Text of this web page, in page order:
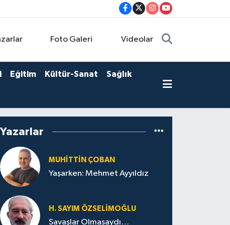
Foto Galeri Videolar
Eğitim Kültür-Sanat Sağlık
Yazarlar
MUHITTIN ÇOBAN
Yaşarken: Mehmet Ayyıldız
H. SAYIM ÖZSELİMOĞLU
Savaşlar Olmasaydı…